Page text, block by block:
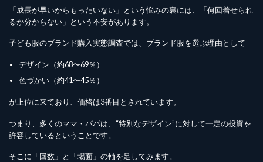
「成長が早いからもったいない」という悩みの裏には、「何回着せられ
るか分からない」という不安があります。
子ども服のブランド購入実態調査では、ブランド服を選ぶ理由として
デザイン（約68〜69％）
色づかい（約41〜45％）
が上位に来ており、価格は3番目とされています。
つまり、多くのママ・パパは、“特別なデザイン”に対して一定の投資を
許容しているということです。
そこに「回数」と「場面」の軸を足してみます。